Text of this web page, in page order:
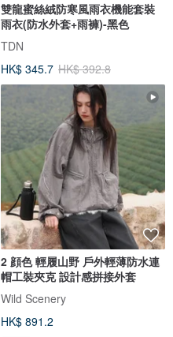
雙龍蜜絲絨防寒風雨衣機能套裝
雨衣(防水外套+雨褲)-黑色
TDN
HK$ 345.7 HK$ 392.8
2 顔色 輕履山野 戶外輕薄防水連
帽工裝夾克 設計感拼接外套
Wild Scenery
HK$ 891.2